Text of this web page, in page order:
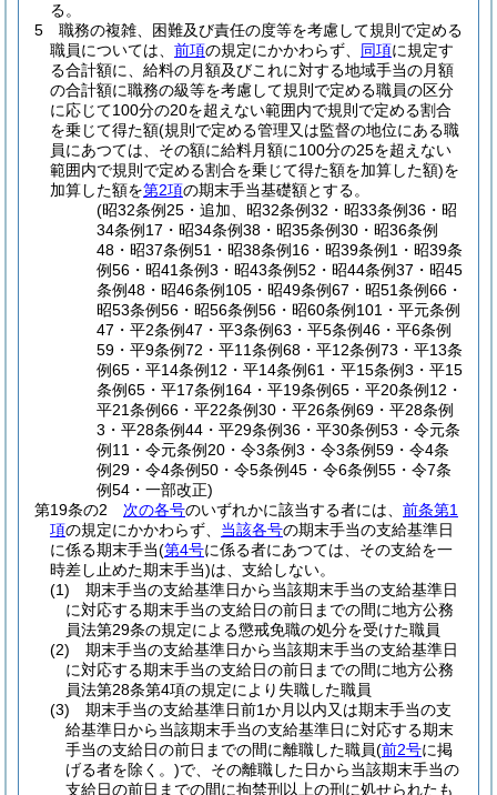
る。
5
職務の複雑、困難及び責任の度等を考慮して規則で定める
職員については、 前項の規定にかかわらず、 同項に規定す
る合計額に、給料の月額及びこれに対する地域手当の月額
の合計額に職務の級等を考慮して規則で定める職員の区分
に応じて100分の20を超えない範囲内で規則で定める割合
を乗じて得た額(規則で定める管理又は監督の地位にある職
員にあつては、その額に給料月額に100分の25を超えない
範囲内で規則で定める割合を乗じて得た額を加算した額)を
加算した額を第2項の期末手当基礎額とする。
(昭32条例25・追加、昭32条例32・昭33条例36・昭
34条例17・昭34条例38・昭35条例30・昭36条例
48・昭37条例51・昭38条例16・昭39条例1・昭39条
例56・昭41条例3・昭43条例52・昭44条例37・昭45
条例48・昭46条例105・昭49条例67・昭51条例66・
昭53条例56・昭56条例56・昭60条例101・平元条例
47・平2条例47・平3条例63・平5条例46・平6条例
59・平9条例72・平11条例68・平12条例73・平13条
例65・平14条例12・平14条例61・平15条例3・平15
条例65・平17条例164・平19条例65・平20条例12・
平21条例66・平22条例30・平26条例69・平28条例
3・平28条例44・平29条例36・平30条例53・令元条
例11・令元条例20・令3条例3・令3条例59・令4条
例29・令4条例50・令5条例45・令6条例55・令7条
例54・一部改正)
第19条の2
次の各号のいずれかに該当する者には、 前条第1
項の規定にかかわらず、 当該各号の期末手当の支給基準日
に係る期末手当(第4号に係る者にあつては、その支給を一
時差し止めた期末手当)は、支給しない。
(1)
期末手当の支給基準日から当該期末手当の支給基準日
に対応する期末手当の支給日の前日までの間に地方公務
員法第29条の規定による懲戒免職の処分を受けた職員
(2)
期末手当の支給基準日から当該期末手当の支給基準日
に対応する期末手当の支給日の前日までの間に地方公務
員法第28条第4項の規定により失職した職員
(3)
期末手当の支給基準日前1か月以内又は期末手当の支
給基準日から当該期末手当の支給基準日に対応する期末
手当の支給日の前日までの間に離職した職員(前2号に掲
げる者を除く。)で、その離職した日から当該期末手当の
支給日の前日までの間に拘禁刑以上の刑に処せられたも